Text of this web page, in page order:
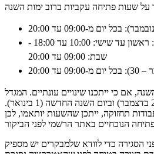
בכל יום מ-09:00 עד 20:00
ראשון עד שישי: 10:00 עד 18:00 -
שבת: 09:00 עד 20:00
בכל יום מ-09:00 עד 20:00
אם כי ייתכנו שינויים עונתיים. המגדל
סגור ביום חג המולד (25 בדצמבר) וביום השנה החדשה (1 בינואר).
תחזוקה, ייתכן שהשעות יותאמו, לכן
הסגירה כדי לוודא שלמבקרים יש מספיק